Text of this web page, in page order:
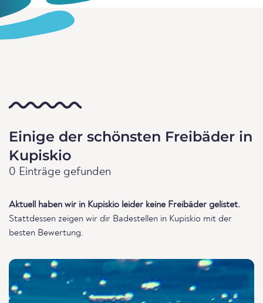
Einige der schönsten Freibäder in
Kupiskio
0 Einträge gefunden
Aktuell haben wir in Kupiskio leider keine Freibäder gelistet.
Stattdessen zeigen wir dir Badestellen in Kupiskio mit der
besten Bewertung.